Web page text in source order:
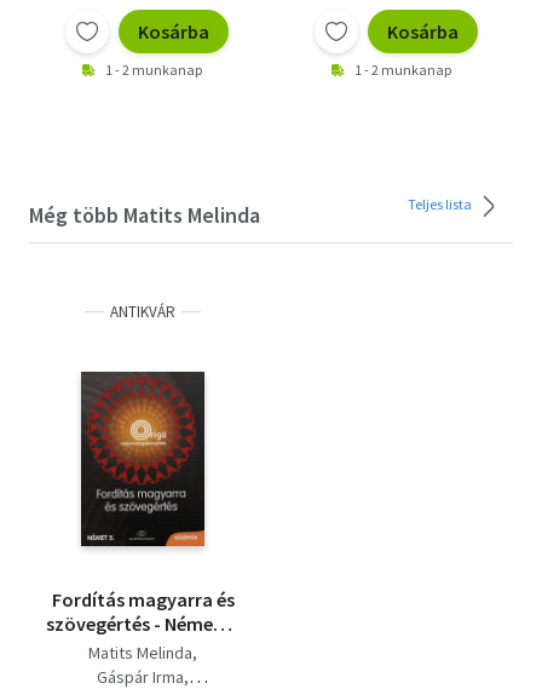
Kosárba
1 - 2 munkanap
Kosárba
1 - 2 munkanap
Még több Matits Melinda Teljes lista
ANTIKVÁR
Fordítás magyarra és
szövegértés - Német 5.
- Középfok
Matits Melinda
Gáspár Irma